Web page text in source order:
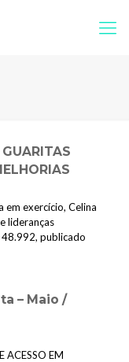
GUARITAS
em exercício, Celina
lideranças
publicado
– Maio /
ACESSO EM